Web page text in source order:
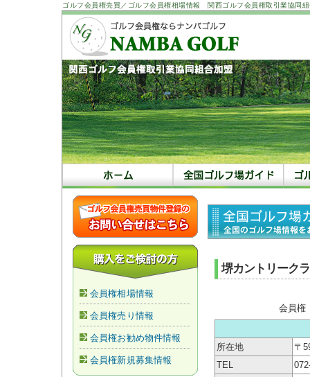
ゴルフ会員権売買／ゴルフ会員権相場情報 関西ゴルフ会員権取引業協同
会員権相場情報
会員権売り情報
会員権お勧め物件情報
会員権新規募集情報
堺カントリーク
会員権
所在地
〒
TEL